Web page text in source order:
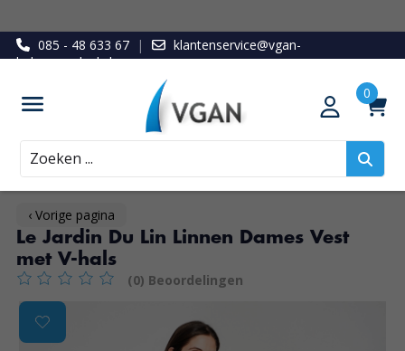
085 - 48 633 67 |
klantenservice@vgan-
ledenvoordeel.nl
Zoeken
‹ Vorige pagina
Le Jardin Du Lin Linnen Dames Vest
met V-hals
De beoordeling van dit product is0van de 5
(0) Beoordelingen
Product image slideshow Items